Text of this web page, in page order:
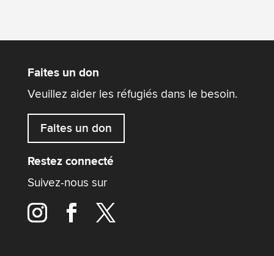
Faites un don
Veuillez aider les réfugiés dans le besoin.
Faites un don
Restez connecté
Suivez-nous sur